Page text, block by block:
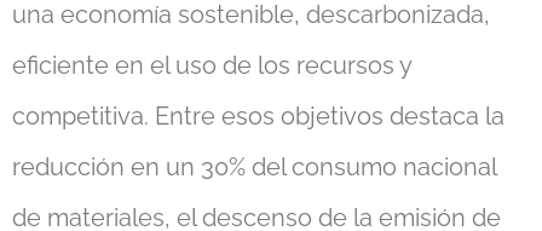
una economía sostenible, descarbonizada,
eficiente en el uso de los recursos y
competitiva. Entre esos objetivos destaca la
reducción en un 30% del consumo nacional
de materiales, el descenso de la emisión de